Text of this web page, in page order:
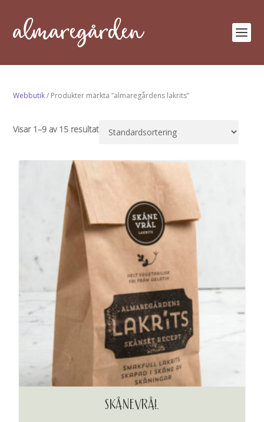
Webbutik/ Produkter märkta ”almaregårdens lakrits”
Visar 1–9 av 15 resultat
SKÅNEVRÅL